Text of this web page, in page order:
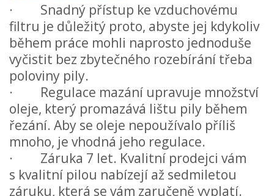
· Snadný přístup ke vzduchovému
filtru je důležitý proto, abyste jej kdykoliv
během práce mohli naprosto jednoduše
vyčistit bez zbytečného rozebírání třeba
poloviny pily.
· Regulace mazání upravuje množství
oleje, který promazává lištu pily během
řezání. Aby se oleje nepoužívalo příliš
mnoho, je vhodná jeho regulace.
· Záruka 7 let. Kvalitní prodejci vám
s kvalitní pilou nabízejí až sedmiletou
záruku, která se vám zaručeně vyplatí.